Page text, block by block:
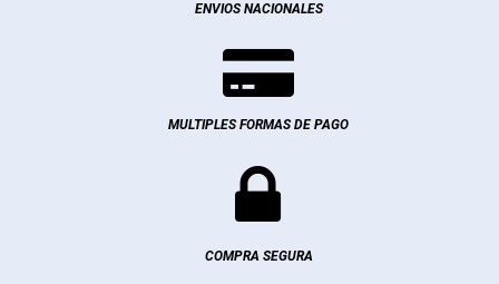
ENVIOS NACIONALES

MULTIPLES FORMAS DE PAGO

COMPRA SEGURA